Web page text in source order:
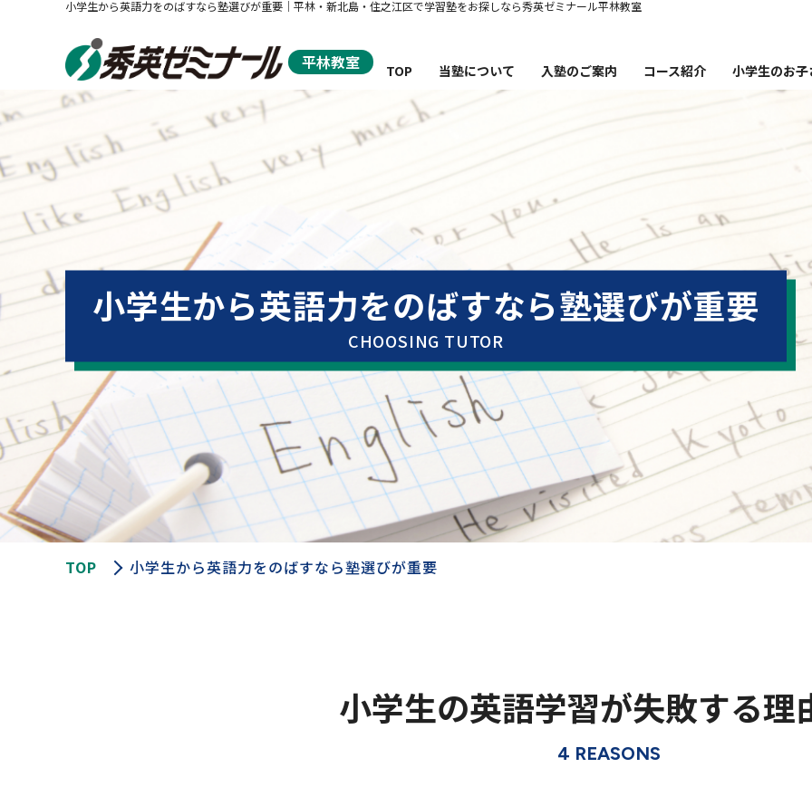
小学生から英語力をのばすなら塾選びが重要｜平林・新北島・住之江区で学習塾をお探しなら秀英ゼミナール平林教室
平林教室 TOP
当塾について
塾概要
合格実績
卒業生・保護者の声
お知らせ・ブログ
入塾のご案内
コース紹介
小学生のお
小学生
小学生の
塾通いを
小学生から英語力をのばすなら塾選びが重要
CHOOSING TUTOR
TOP 小学生から英語力をのばすなら塾選びが重要
小学生の英語学習が失敗する理
4 REASONS